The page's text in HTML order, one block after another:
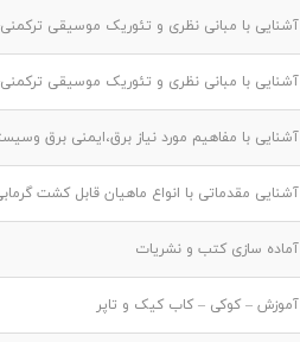
آشنایی با مبانی نظری و تئوریک موسیقی
آشنایی با مبانی نظری و تئوریک موسیقی
آشنایی با مفاهیم مورد نیاز برق،ایمنی برق
آشنایی مقدماتی با انواع ماهیان قابل کشت
آماده سازی کتب و نشریات
آموزش – کوکی – کاب کیک و تاپر